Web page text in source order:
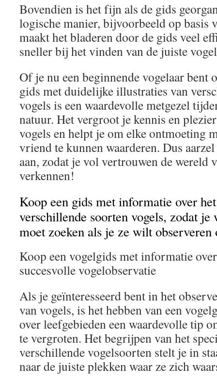
Bovendien is het fijn als de gids
logische manier, bijvoorbeeld op
maakt het bladeren door de gids veel
sneller bij het vinden van de juiste
Of je nu een beginnende vogelaar bent
gids met duidelijke illustraties van
vogels is een waardevolle metgezel
natuur. Het vergroot je kennis en
vogels en helpt je om elke ontmoeting
vriend te kunnen waarderen. Dus
aan, zodat je vol vertrouwen de wereld
verkennen!
Koop een gids met informatie over
verschillende soorten vogels, zodat je
moet zoeken als je ze wilt
Koop een vogelgids met informatie
succesvolle vogelobservatie
Als je geïnteresseerd bent in het
van vogels, is het hebben van een
over leefgebieden een waardevolle tip
te vergroten. Het begrijpen van het
verschillende vogelsoorten stelt je in
naar de juiste plekken waar ze zich